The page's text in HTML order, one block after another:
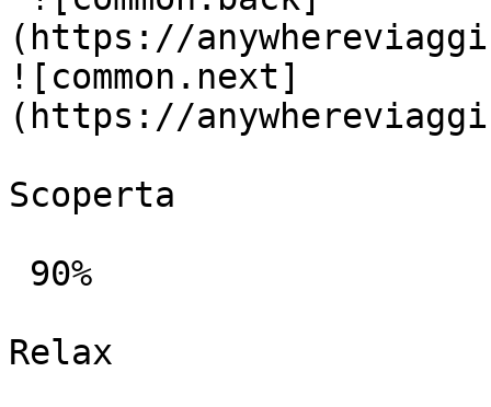
(https://
![common.next]
(https://
Scoperta
Relax